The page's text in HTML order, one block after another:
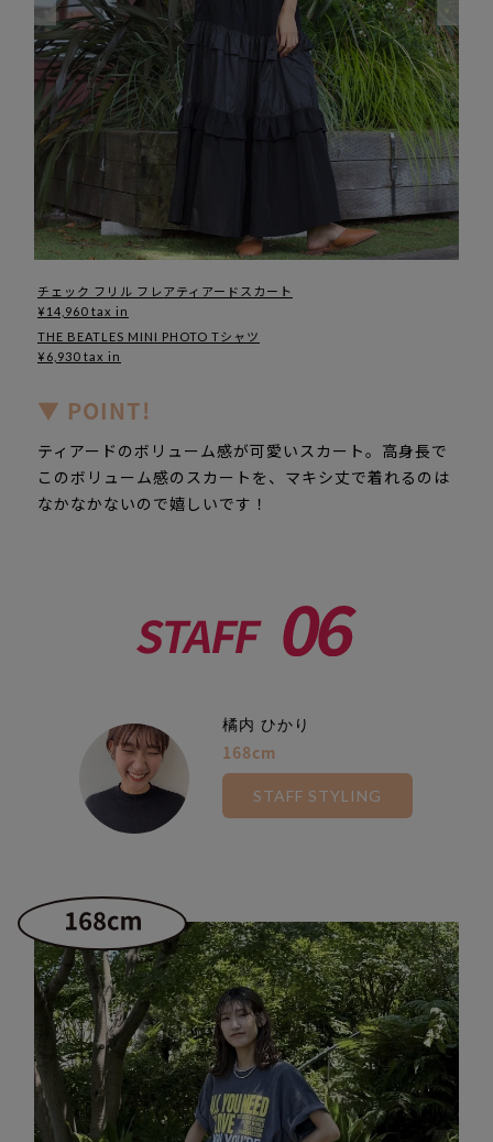
チェック フリル フレアティアードスカート
¥14,960 tax in
THE BEATLES MINI PHOTO Tシャツ
¥6,930 tax in
▼ POINT!
ティアードのボリューム感が可愛いスカート。高身長で
このボリューム感のスカートを、マキシ丈で着れるのは
なかなかないので嬉しいです！
橘内 ひかり
168cm
STAFF STYLING